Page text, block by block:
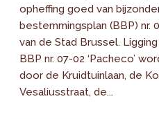
opheffing goed van
bestemmingsplan (BBP) nr.
van de Stad Brussel.
BBP nr. 07-02 ‘Pacheco’
door de Kruidtuinlaan, de
Vesaliusstraat, de...